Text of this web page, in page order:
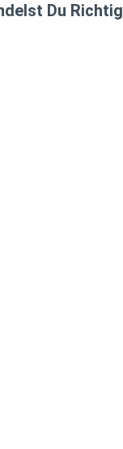
Du Richtig